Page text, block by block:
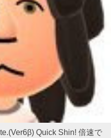
Quick Shin! 倍速で